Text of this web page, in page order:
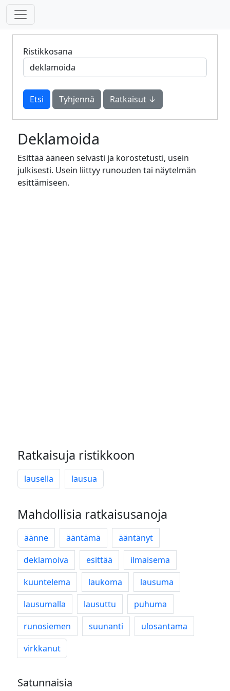
Ristikkosana
Tyhjennä Ratkaisut ↓
Deklamoida
Esittää ääneen selvästi ja korostetusti, usein
julkisesti. Usein liittyy runouden tai näytelmän
esittämiseen.
Ratkaisuja ristikkoon
lausella lausua
Mahdollisia ratkaisusanoja
äänne ääntämä
ääntänyt
deklamoiva
esittää
ilmaisema
kuuntelema
laukoma
lausuma
lausumalla
lausuttu
puhuma
runosiemen
suunanti
ulosantama
virkkanut
Satunnaisia